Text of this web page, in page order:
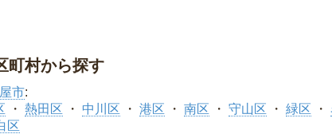
町村から探す
市:
熱田区 中川区 港区 南区 守山区 緑区
区